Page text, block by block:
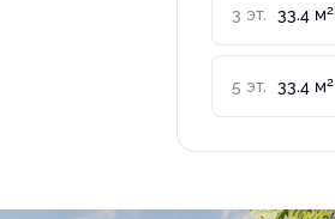
3 эт. 33.4 м2
5 эт. 33.4 м2